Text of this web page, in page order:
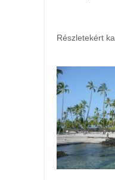
Részletekért